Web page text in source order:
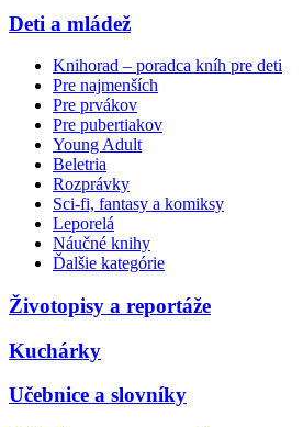
Deti a mládež
Knihorad – poradca kníh pre deti
Pre najmenších
Pre prvákov
Pre pubertiakov
Young Adult
Beletria
Rozprávky
Sci-fi, fantasy a komiksy
Leporelá
Náučné knihy
Ďalšie kategórie
Životopisy a reportáže
Kuchárky
Učebnice a slovníky